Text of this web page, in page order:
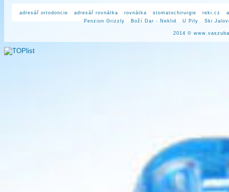
adresář ortodoncie adresář rovnátka rovnátka stomatochirurgie reki.cz
Penzion Grizzly
Boží Dar - Neklid U Pily Ski
2014 ©